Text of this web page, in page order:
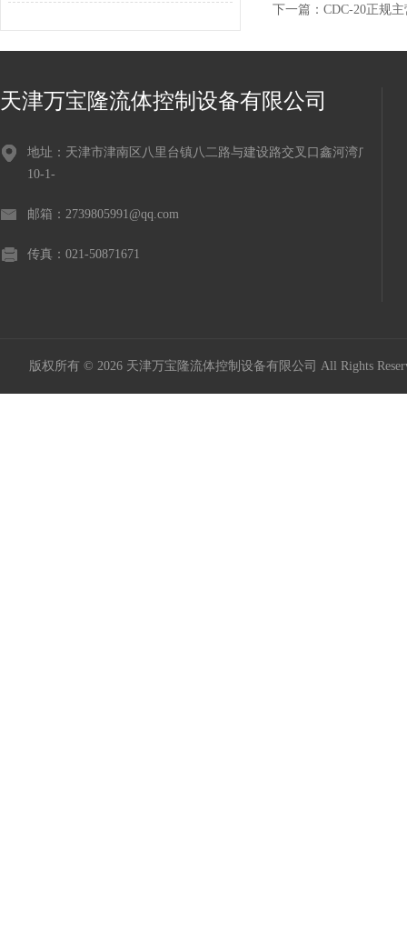
下一篇： CDC-20正规
天津万宝隆流体控制设备有限公司
地址：天津市津南区八里台镇八二路与建设路交叉口鑫河湾广场
10-1-
邮箱：2739805991@qq.com
传真：021-50871671
版权所有 © 2026 天津万宝隆流体控制设备有限公司 All Rights